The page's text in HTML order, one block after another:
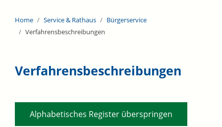
Home Service & Rathaus
Bürgerservice
Verfahrensbeschreibungen
Verfahrensbeschreibungen
Alphabetisches Register überspringen